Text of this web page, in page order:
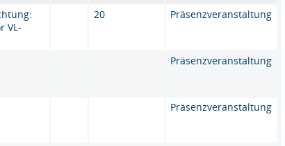
VL-
20 Präsenzveranstaltung
Präsenzveranstaltung
Präsenzveranstaltung